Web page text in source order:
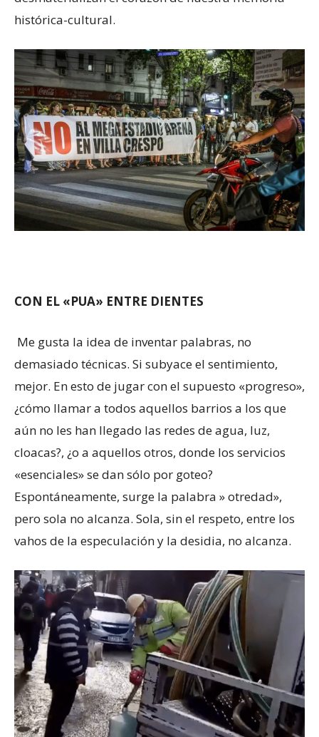
histórica-cultural.
CON EL «PUA» ENTRE DIENTES
Me gusta la idea de inventar palabras, no
demasiado técnicas. Si subyace el sentimiento,
mejor. En esto de jugar con el supuesto «progreso»,
¿cómo llamar a todos aquellos barrios a los que
aún no les han llegado las redes de agua, luz,
cloacas?, ¿o a aquellos otros, donde los servicios
«esenciales» se dan sólo por goteo?
Espontáneamente, surge la palabra » otredad»,
pero sola no alcanza. Sola, sin el respeto, entre los
vahos de la especulación y la desidia, no alcanza.